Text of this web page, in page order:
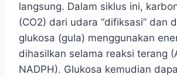
langsung. Dalam siklus ini,
(CO2) dari udara “difiksasi” dan
glukosa (gula) menggunakan
dihasilkan selama reaksi terang
NADPH). Glukosa kemudian